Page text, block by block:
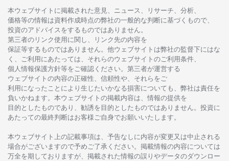
本ウェブサイトに掲載さ れた意見、ニュース、リサーチ、分析、
価格等の情報は資料作成時点の弊社の一般的な判断に基づくもので、
投資のアドバイスをするものではありません。
第三者の リンク使用に関し、 リンク先の内容を
保証等するものではありません。 他ウェブサイトは弊社の監督下にはな
く、
ご利用に あたっては、 それらのウェブサイトの ご利用条件、
個人情報保護方針等を ご確認ください。 第三者が運営する
ウェブサイトの内容の正確性、信頼性や、それらをご
利用になったことにより 生じたいかなる損害についても、 弊社は責任を
負いかね ます。 本ウェブサイトの掲載内容は、 情報の提供を
目的としたものであり、 勧誘を 目的としたものではありません。 投資に
あたっての最終判断はお客様ご自身でお願いいたします。
本ウェブサイト 上の記載事項は、 予告なしに 内容が変更又は中止さ れる
場合がございますので予めご了承ください。 掲載情報の内容については
万全を期しておりますが、 掲載さ れた情報の誤りやデータのダウンロー